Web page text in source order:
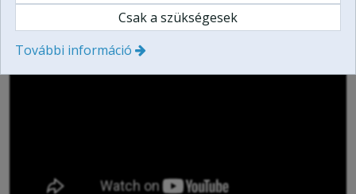
Csak a szükségesek
További információ